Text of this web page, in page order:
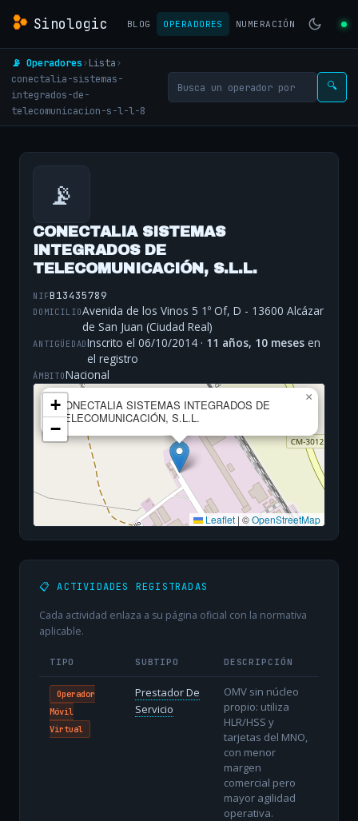
Sinologic BLOG OPERADORES NUMERACIÓN
📡 Operadores› Lista›
conectalia-sistemas-
integrados-de-
telecomunicacion-s-l-l-8
🔍
📡
CONECTALIA SISTEMAS
INTEGRADOS DE
TELECOMUNICACIÓN, S.L.L.
NIFB13435789
DOMICILIOAvenida de los Vinos 5 1º Of, D - 13600 Alcázar
de San Juan (Ciudad Real)
ANTIGÜEDADInscrito el 06/10/2014 · 11 años, 10 meses en
el registro
ÁMBITONacional
CONECTALIA SISTEMAS INTEGRADOS DE
TELECOMUNICACIÓN, S.L.L.
×
+
−
Leaflet | ©OpenStreetMap
📋 ACTIVIDADES REGISTRADAS
Cada actividad enlaza a su página oficial con la normativa
aplicable.
TIPO SUBTIPO DESCRIPCIÓN
Operador
Móvil
Virtual
Prestador De
Servicio
OMV sin núcleo
propio: utiliza
HLR/HSS y
tarjetas del MNO,
con menor
margen
comercial pero
mayor agilidad
operativa.